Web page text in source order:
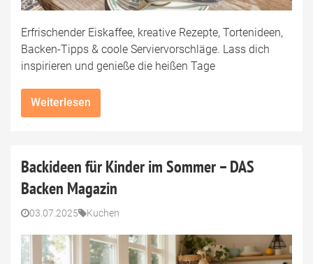
Erfrischender Eiskaffee, kreative Rezepte, Tortenideen,
Backen-Tipps & coole Serviervorschläge. Lass dich
inspirieren und genieße die heißen Tage
Weiterlesen
Backideen für Kinder im Sommer – DAS
Backen Magazin
03.07.2025 Kuchen